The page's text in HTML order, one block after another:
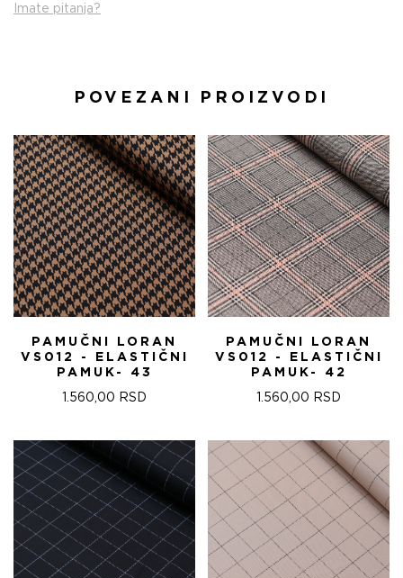
Imate pitanja?
POVEZANI PROIZVODI
PAMUČNI LORAN
VS012 - ELASTIČNI
PAMUK- 43
1.560,00 RSD
PAMUČNI LORAN
VS012 - ELASTIČNI
PAMUK- 42
1.560,00 RSD